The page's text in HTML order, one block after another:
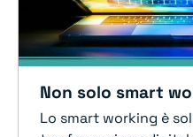
Non solo smart
Lo smart working è